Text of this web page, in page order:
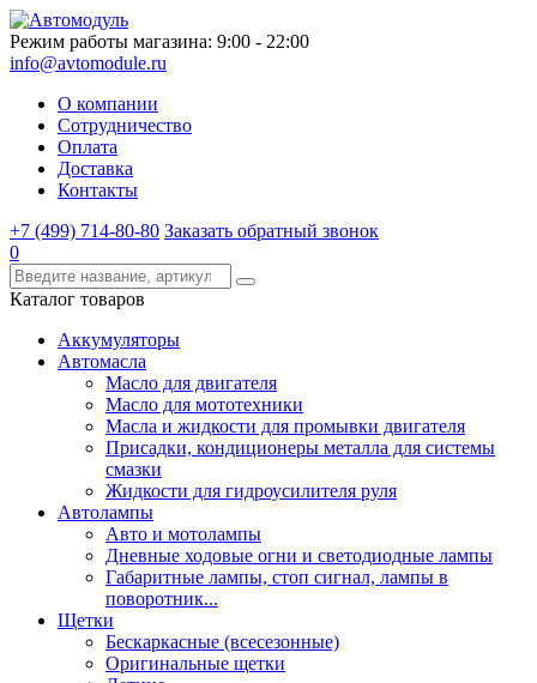
Режим работы магазина: 9:00 - 22:00
info@avtomodule.ru
О компании
Сотрудничество
Оплата
Доставка
Контакты
+7 (499) 714-80-80 Заказать обратный звонок
0
Каталог товаров
Аккумуляторы
Автомасла
Масло для двигателя
Масло для мототехники
Масла и жидкости для промывки двигателя
Присадки, кондиционеры металла для системы
смазки
Жидкости для гидроусилителя руля
Автолампы
Авто и мотолампы
Дневные ходовые огни и светодиодные лампы
Габаритные лампы, стоп сигнал, лампы в
поворотник...
Щетки
Бескаркасные (всесезонные)
Оригинальные щетки